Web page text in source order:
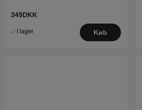
349DKK
I lager Køb